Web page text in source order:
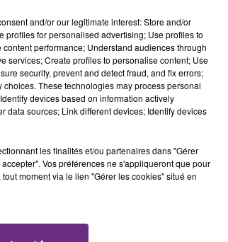
IMAGINE
Bad
A
and/or our legitimate interest: Store and/or
profiles for personalised advertising; Use profiles to
performance; Understand audiences through
services; Create profiles to personalise content; Use
security, prevent and detect fraud, and fix errors;
These technologies may process personal
devices based on information actively
data sources; Link different devices; Identify devices
les finalités et/ou partenaires dans "Gérer
Vos préférences ne s'appliqueront que pour
moment via le lien "Gérer les cookies" situé en